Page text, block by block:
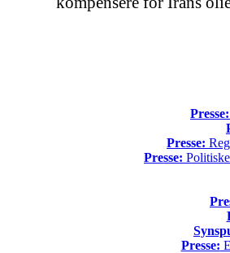
Presse:
Presse:
Presse:
Presse: